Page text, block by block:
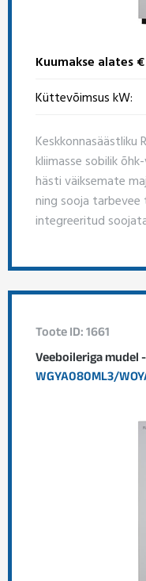
Kuumakse alates €
Küttevõimsus kW:
Keskkonnasäästliku
kliimasse sobilik
hästi väiksemate
ning sooja tarbevee
integreeritud
Toote ID: 1661
Veeboileriga mudel
WGYA080ML3/